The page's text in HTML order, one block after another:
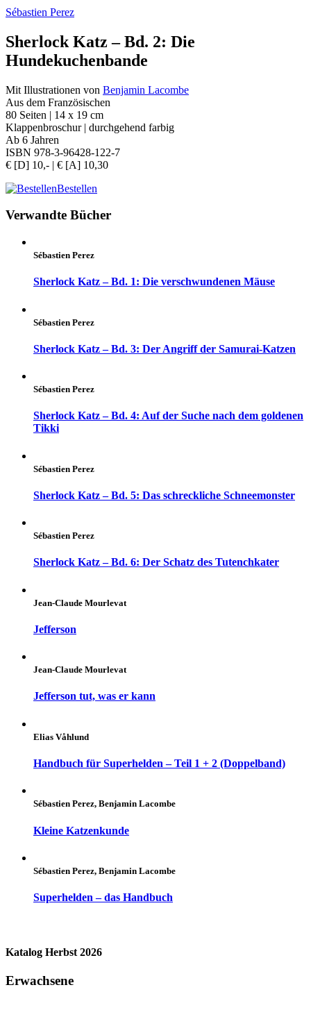
Sébastien Perez
Sherlock Katz – Bd. 2: Die
Hundekuchenbande
Mit Illustrationen von Benjamin Lacombe
Aus dem Französischen
80 Seiten | 14 x 19 cm
Klappenbroschur | durchgehend farbig
Ab 6 Jahren
ISBN 978-3-96428-122-7
€ [D] 10,- | € [A] 10,30
Bestellen
Verwandte Bücher
Sébastien Perez
Sherlock Katz – Bd. 1: Die verschwundenen Mäuse
Sébastien Perez
Sherlock Katz – Bd. 3: Der Angriff der Samurai-Katzen
Sébastien Perez
Sherlock Katz – Bd. 4: Auf der Suche nach dem goldenen
Tikki
Sébastien Perez
Sherlock Katz – Bd. 5: Das schreckliche Schneemonster
Sébastien Perez
Sherlock Katz – Bd. 6: Der Schatz des Tutenchkater
Jean-Claude Mourlevat
Jefferson
Jean-Claude Mourlevat
Jefferson tut, was er kann
Elias Våhlund
Handbuch für Superhelden – Teil 1 + 2 (Doppelband)
Sébastien Perez, Benjamin Lacombe
Kleine Katzenkunde
Sébastien Perez, Benjamin Lacombe
Superhelden – das Handbuch
Katalog Herbst 2026
Erwachsene